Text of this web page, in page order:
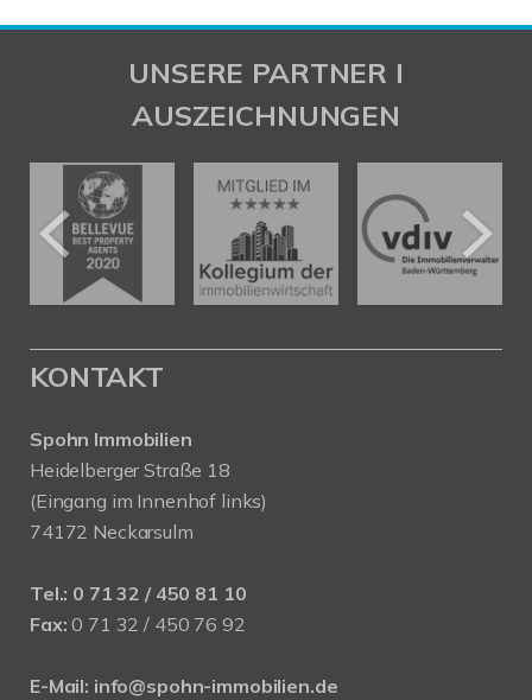
UNSERE PARTNER I
AUSZEICHNUNGEN
KONTAKT
Spohn Immobilien
Heidelberger Straße 18
(Eingang im Innenhof links)
74172 Neckarsulm
Tel.: 0 71 32 / 450 81 10
Fax: 0 71 32 / 450 76 92
E-Mail: info@spohn-immobilien.de